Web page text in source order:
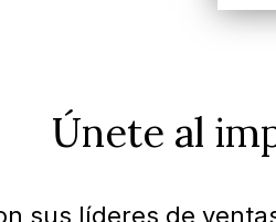
Únete al
sus líderes de